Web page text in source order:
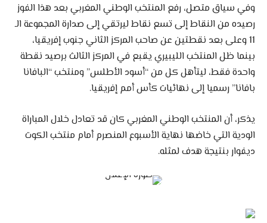
وفي سياق متصل، رفع المنتخب الوطني المغربي بعد هذا الفوز
رصيده من النقاط إلى تسع نقاط ليرتقي إلى صدارة المجموعة الـ
11 وعلى بعد نقطتين عن صاحب المركز الثاني جنوب إفريقيا،
بينما ظل المنتخب الليبيري يقبع في المركز الثالث برصيد نقطة
واحدة فقط، ليتأهل كل من “أسود الأطلس” ومنتخب “البافانا
بافانا” رسميا إلى نهائيات كأس أمم إفريقيا.
يذكر، أن المنتخب الوطني المغربي كان قد تعادل خلال المباراة
الودية التي خاضها نهاية الأسبوع المنصرم أمام منتخب الكوت
ديفوار بنتيجة هدف لمثله.